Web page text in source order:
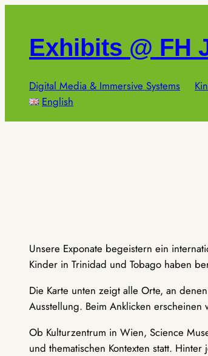
springenExhibits @ FH
Digital Media & Immersive Systems
English
Unsere Exponate begeistern ein
Kinder in Trinidad und Tobago haben
Die Karte unten zeigt alle Orte, an
Ausstellung. Beim Anklicken
Ob Kulturzentrum in Wien, Science
und thematischen Kontexten statt.